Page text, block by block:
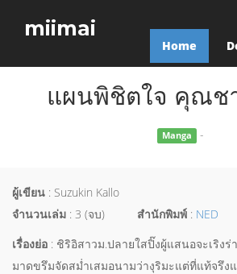
miimai
Home
แผนพิชิตใจ คุณช
Manga -
ผู้เขียน : Suzukin Kallo
จำนวนเล่ม : 3 (จบ) สำนักพิมพ์ : NED
เรื่องย่อ : ชิริอิสาวม.ปลายใสปิ๊งผู้แสนอจะเริง
มาดขรึมจัดสม่ำเสมอนามว่างุริมะแต่ที่แท้จรึง